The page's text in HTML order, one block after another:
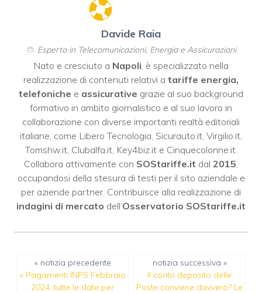
Davide Raia
Esperto in Telecomunicazioni, Energia e Assicurazioni
Nato e cresciuto a Napoli , è specializzato nella
realizzazione di contenuti relativi a tariffe energia,
telefoniche e assicurative grazie al suo background
formativo in ambito giornalistico e al suo lavoro in
collaborazione con diverse importanti realtà editoriali
italiane, come Libero Tecnologia Sicurauto.it Virgilio.it
Tomshw.it, Clubalfa.it, Key4biz.ite Cinquecolonne.it.
Collabora attivamente con SOStariffe.it dal 2015
occupandosi della stesura di testi per il sito aziendale e
per aziende partner. Contribuisce alla realizzazione di
indagini di mercato dell’Osservatorio SOStariffe.it
« notizia precedente
« Pagamenti INPS Febbraio
2024: tutte le date per
notizia successiva »
Il conto deposito delle
Poste conviene davvero? Le